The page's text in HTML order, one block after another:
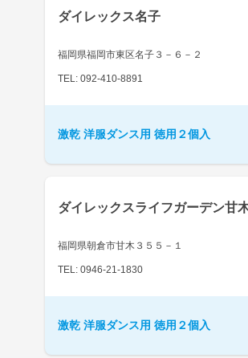
ダイレックス名子
福岡県福岡市東区名子３－６－２
TEL: 092-410-8891
激乾 洋服ダンス用 徳用２個入
ダイレックスライフガーデン甘
福岡県朝倉市甘木３５５－１
TEL: 0946-21-1830
激乾 洋服ダンス用 徳用２個入